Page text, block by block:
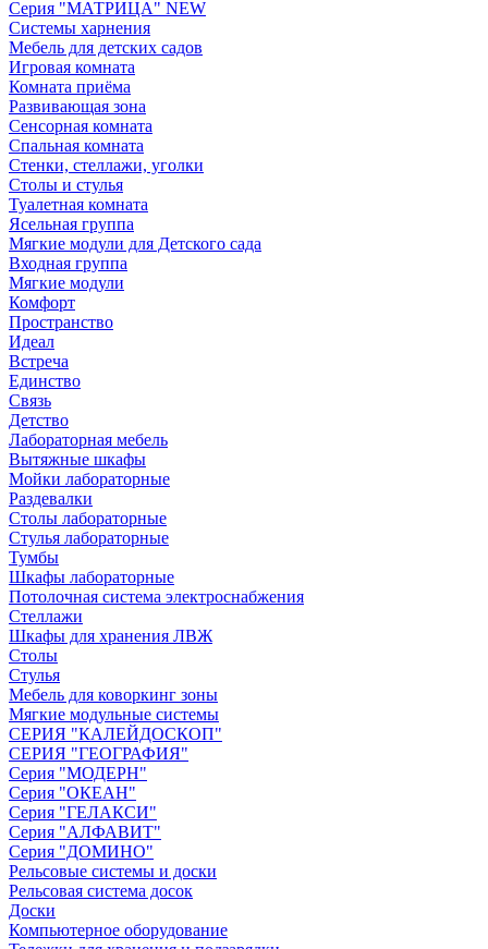
Серия "МАТРИЦА" NEW
Системы харнения
Мебель для детских садов
Игровая комната
Комната приёма
Развивающая зона
Сенсорная комната
Спальная комната
Стенки, стеллажи, уголки
Столы и стулья
Туалетная комната
Ясельная группа
Мягкие модули для Детского сада
Входная группа
Мягкие модули
Комфорт
Пространство
Идеал
Встреча
Единство
Связь
Детство
Лабораторная мебель
Вытяжные шкафы
Мойки лабораторные
Раздевалки
Столы лабораторные
Стулья лабораторные
Тумбы
Шкафы лабораторные
Потолочная система электроснабжения
Стеллажи
Шкафы для хранения ЛВЖ
Столы
Стулья
Мебель для коворкинг зоны
Мягкие модульные системы
СЕРИЯ "КАЛЕЙДОСКОП"
СЕРИЯ "ГЕОГРАФИЯ"
Серия "МОДЕРН"
Серия "ОКЕАН"
Серия "ГЕЛАКСИ"
Серия "АЛФАВИТ"
Серия "ДОМИНО"
Рельсовые системы и доски
Рельсовая система досок
Доски
Компьютерное оборудование